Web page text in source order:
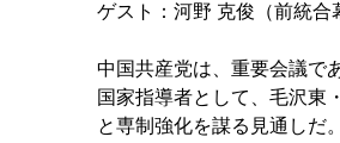
ゲスト：河野 克俊（前統合
中国共産党は、重要会議で
国家指導者として、毛沢東
と専制強化を謀る見通しだ